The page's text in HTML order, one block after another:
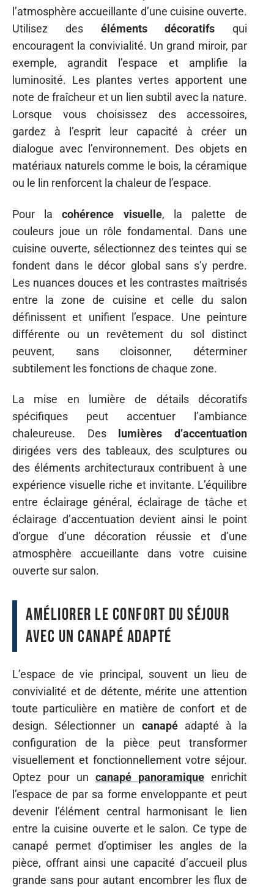
l’atmosphère accueillante d’une cuisine ouverte.
Utilisez des éléments décoratifs qui
encouragent la convivialité. Un grand miroir, par
exemple, agrandit l’espace et amplifie la
luminosité. Les plantes vertes apportent une
note de fraîcheur et un lien subtil avec la nature.
Lorsque vous choisissez des accessoires,
gardez à l’esprit leur capacité à créer un
dialogue avec l’environnement. Des objets en
matériaux naturels comme le bois, la céramique
ou le lin renforcent la chaleur de l’espace.
Pour lacohérence visuelle, la palette de
couleurs joue un rôle fondamental. Dans une
cuisine ouverte, sélectionnez des teintes qui se
fondent dans le décor global sans s’y perdre.
Les nuances douces et les contrastes maîtrisés
entre la zone de cuisine et celle du salon
définissent et unifient l’espace. Une peinture
différente ou un revêtement du sol distinct
peuvent, sans cloisonner, déterminer
subtilement les fonctions de chaque zone.
La mise en lumière de détails décoratifs
spécifiques peut accentuer l’ambiance
chaleureuse. Des
lumières d’accentuation
dirigées vers des tableaux, des sculptures ou
des éléments architecturaux contribuent à une
expérience visuelle riche et invitante. L’équilibre
entre éclairage général, éclairage de tâche et
éclairage d’accentuation devient ainsi le point
d’orgue d’une décoration réussie et d’une
atmosphère accueillante dans votre cuisine
ouverte sur salon.
Améliorer le confort du séjour
avec un canapé adapté
L’espace de vie principal, souvent un lieu de
convivialité et de détente, mérite une attention
toute particulière en matière de confort et de
design. Sélectionner un canapéadapté à la
configuration de la pièce peut transformer
visuellement et fonctionnellement votre séjour.
Optez pour un canapé panoramique enrichit
l’espace de par sa forme enveloppante et peut
devenir l’élément central harmonisant le lien
entre la cuisine ouverte et le salon. Ce type de
canapé permet d’optimiser les angles de la
pièce, offrant ainsi une capacité d’accueil plus
grande sans pour autant encombrer les flux de